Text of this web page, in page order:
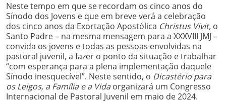
Neste tempo em que se recordam os cinco anos do
Sínodo dos Jovens e que em breve verá a celebração
dos cinco anos da Exortação Apostólica Christus Vivit, o
Santo Padre – na mesma mensagem para a XXXVIII JMJ –
convida os jovens e todas as pessoas envolvidas na
pastoral juvenil, a fazer o ponto da situação e trabalhar
“com esperança para a plena implementação daquele
Sínodo inesquecível”. Neste sentido, o Dicastério para
os Leigos, a Família e a Vidaorganizará um Congresso
Internacional de Pastoral Juvenil em maio de 2024.